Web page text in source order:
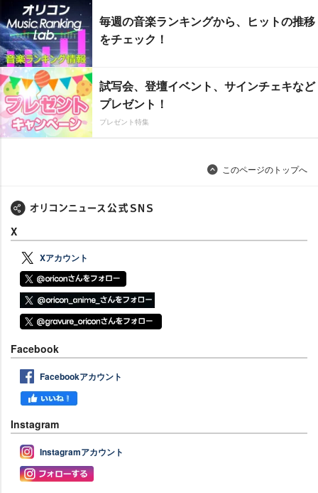
毎週の音楽ランキングから、ヒットの推移
をチェック！
試写会、登壇イベント、サインチェキなど
プレゼント！
プレゼント特集
このページのトップへ
X
Xアカウント
Facebook
Facebookアカウント
Instagram
Instagramアカウント